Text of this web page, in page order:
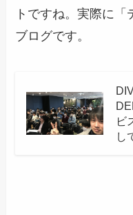
トですね。実際に
ブログです。
ビ
し